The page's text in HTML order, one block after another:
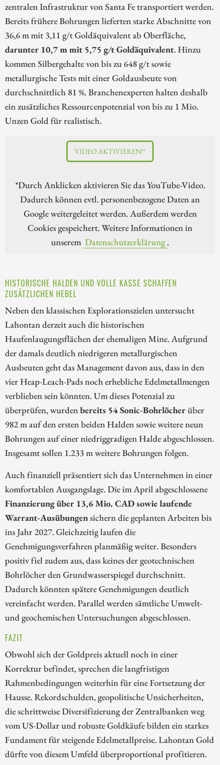
zentralen Infrastruktur von Santa Fe transportiert werden.
Bereits frühere Bohrungen lieferten starke Abschnitte von
36,6 m mit 3,11 g/t Goldäquivalent ab Oberfläche,
darunter 10,7 m mit 5,75 g/t Goldäquivalent. Hinzu
kommen Silbergehalte von bis zu 648 g/t sowie
metallurgische Tests mit einer Goldausbeute von
durchschnittlich 81 %. Branchenexperten halten deshalb
ein zusätzliches Ressourcenpotenzial von bis zu 1 Mio.
Unzen Gold für realistisch.
VIDEO AKTIVIEREN!*
*Durch Anklicken aktivieren Sie das YouTube-Video.
Dadurch können evtl. personenbezogene Daten an
Google weitergeleitet werden. Außerdem werden
Cookies gespeichert. Weitere Informationen in
unserem Datenschutzerklärung .
HISTORISCHE HALDEN UND VOLLE KASSE SCHAFFEN
ZUSÄTZLICHEN HEBEL
Neben den klassischen Explorationszielen untersucht
Lahontan derzeit auch die historischen
Haufenlaugungsflächen der ehemaligen Mine. Aufgrund
der damals deutlich niedrigeren metallurgischen
Ausbeuten geht das Management davon aus, dass in den
vier Heap-Leach-Pads noch erhebliche Edelmetallmengen
verblieben sein könnten. Um dieses Potenzial zu
überprüfen, wurdenbereits 54 Sonic-Bohrlöcherüber
982 m auf den ersten beiden Halden sowie weitere neun
Bohrungen auf einer niedriggradigen Halde abgeschlossen.
Insgesamt sollen 1.233 m weitere Bohrungen folgen.
Auch finanziell präsentiert sich das Unternehmen in einer
komfortablen Ausgangslage. Die im April abgeschlossene
Finanzierung über 13,6 Mio. CAD sowie laufende
Warrant-Ausübungensichern die geplanten Arbeiten bis
ins Jahr 2027. Gleichzeitig laufen die
Genehmigungsverfahren planmäßig weiter. Besonders
positiv fiel zudem aus, dass keines der geotechnischen
Bohrlöcher den Grundwasserspiegel durchschnitt.
Dadurch könnten spätere Genehmigungen deutlich
vereinfacht werden. Parallel werden sämtliche Umwelt-
und geochemischen Untersuchungen abgeschlossen.
FAZIT
Obwohl sich der Goldpreis aktuell noch in einer
Korrektur befindet, sprechen die langfristigen
Rahmenbedingungen weiterhin für eine Fortsetzung der
Hausse. Rekordschulden, geopolitische Unsicherheiten,
die schrittweise Diversifizierung der Zentralbanken weg
vom US-Dollar und robuste Goldkäufe bilden ein starkes
Fundament für steigende Edelmetallpreise. Lahontan Gold
dürfte von diesem Umfeld überproportional profitieren.